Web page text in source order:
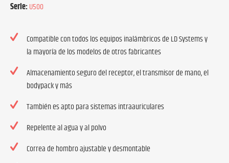
Serie:U500
Compatible con todos los equipos inalámbricos de LD Systems y
la mayoría de los modelos de otros fabricantes
Almacenamiento seguro del receptor, el transmisor de mano, el
bodypack y más
También es apto para sistemas intraauriculares
Repelente al agua y al polvo
Correa de hombro ajustable y desmontable